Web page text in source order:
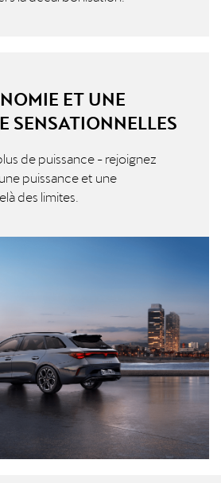
ET UNE
SENSATIONNELLES
de puissance - rejoignez
puissance et une
des limites.